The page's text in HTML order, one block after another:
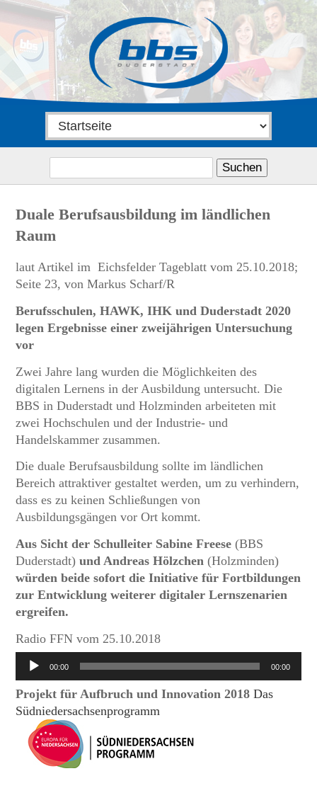
Suchen
Duale Berufsausbildung im ländlichen
Raum
laut Artikel im Eichsfelder Tageblatt vom 25.10.2018;
Seite 23, von Markus Scharf/R
Berufsschulen, HAWK, IHK und Duderstadt 2020
legen Ergebnisse einer zweijährigen Untersuchung
vor
Zwei Jahre lang wurden die Möglichkeiten des
digitalen Lernens in der Ausbildung untersucht. Die
BBS in Duderstadt und Holzminden arbeiteten mit
zwei Hochschulen und der Industrie- und
Handelskammer zusammen.
Die duale Berufsausbildung sollte im ländlichen
Bereich attraktiver gestaltet werden, um zu verhindern,
dass es zu keinen Schließungen von
Ausbildungsgängen vor Ort kommt.
Aus Sicht der Schulleiter Sabine Freese (BBS
Duderstadt) und Andreas Hölzchen (Holzminden)
würden beide sofort die Initiative für Fortbildungen
zur Entwicklung weiterer digitaler Lernszenarien
ergreifen.
Radio FFN vom 25.10.2018
Audio-
Player
00:00 00:00
Projekt für Aufbruch und Innovation 2018 Das
Südniedersachsenprogramm